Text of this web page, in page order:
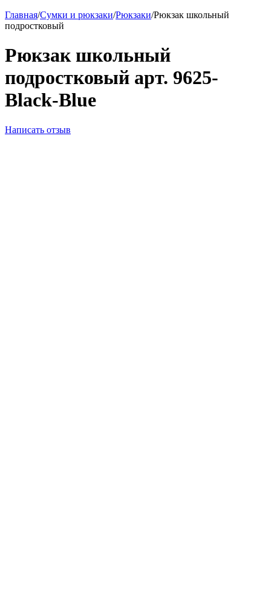
Главная/Сумки и рюкзаки/Рюкзаки/Рюкзак школьный
подростковый
Рюкзак школьный
подростковый арт. 9625-
Black-Blue
Написать отзыв